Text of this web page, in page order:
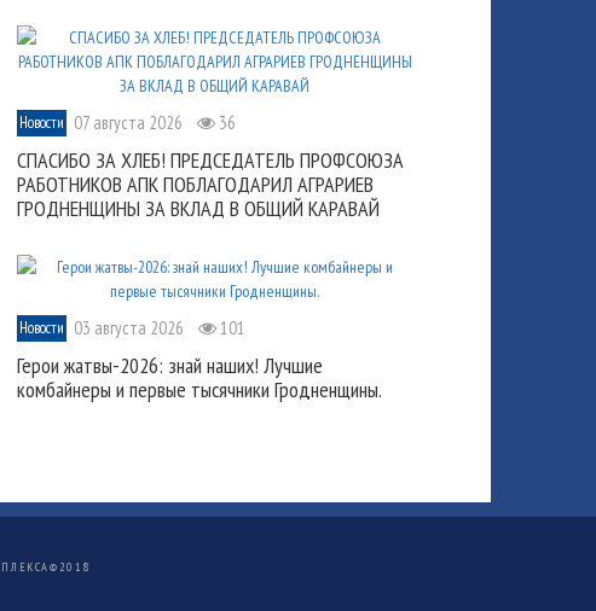
Новости 07 августа 2026 36
СПАСИБО ЗА ХЛЕБ! ПРЕДСЕДАТЕЛЬ ПРОФСОЮЗА
РАБОТНИКОВ АПК ПОБЛАГОДАРИЛ АГРАРИЕВ
ГРОДНЕНЩИНЫ ЗА ВКЛАД В ОБЩИЙ КАРАВАЙ
Новости 03 августа 2026 101
Герои жатвы-2026: знай наших! Лучшие
комбайнеры и первые тысячники Гродненщины.
2018